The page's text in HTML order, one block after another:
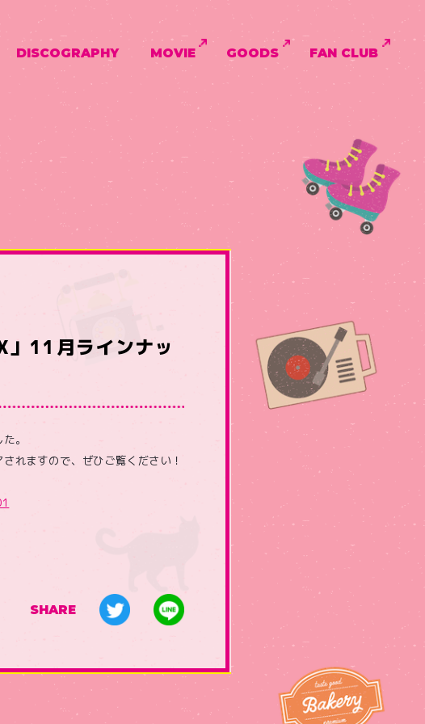
DISCOGRAPHY MOVIE GOODS FAN CLUB
」11月ラインナッ
。
れますので、ぜひご覧ください！
SHARE